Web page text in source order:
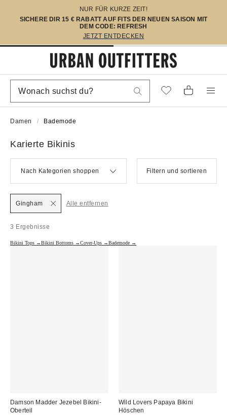
NUR FÜR KURZE ZEIT!
SICHERE DIR 15 € RABATT AUF FITS DER NEUEN SAISON MIT
DEM CODE: REFRESH
JETZT ENTDECKEN
Damen Bademode
Karierte Bikinis
Nach Kategorien shoppen Filtern und sortieren
3 Ergebnisse
Gingham Alle entfernen
Bikini Tops →Bikini Bottoms →Cover-Ups →Bademode →
Damson Madder Jezebel Bikini-
Oberteil
Wild Lovers Papaya Bikini
Höschen